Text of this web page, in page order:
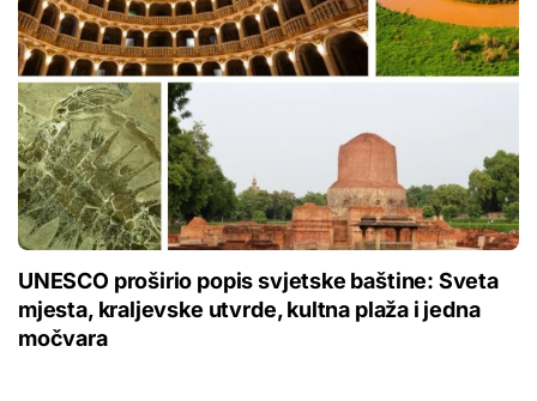
UNESCO proširio popis svjetske baštine: Sveta
mjesta, kraljevske utvrde, kultna plaža i jedna
močvara